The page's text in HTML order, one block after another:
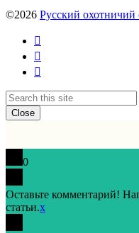
©2026 Русский охотничий
Back
To
Top
Search
Close
0
Оставьте комментарий!
статьи.x